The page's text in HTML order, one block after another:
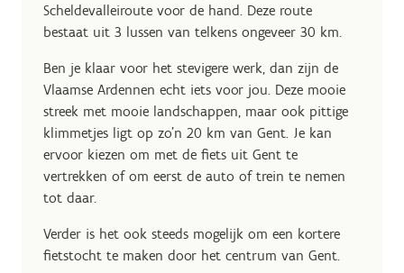
Scheldevalleiroute voor de hand. Deze route
bestaat uit 3 lussen van telkens ongeveer 30 km.
Ben je klaar voor het stevigere werk, dan zijn de
Vlaamse Ardennen echt iets voor jou. Deze mooie
streek met mooie landschappen, maar ook pittige
klimmetjes ligt op zo'n 20 km van Gent. Je kan
ervoor kiezen om met de fiets uit Gent te
vertrekken of om eerst de auto of trein te nemen
tot daar.
Verder is het ook steeds mogelijk om een kortere
fietstocht te maken door het centrum van Gent.